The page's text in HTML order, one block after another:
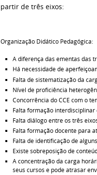
partir de três eixos:
Organização Didático Pedagógica:
A diferença das ementas das
Há necessidade de
Falta de sistematização da
Nível de proficiência
Concorrência do CCE com o
Falta formação
Falta diálogo entre os três
Falta formação docente para
Falta de identificação de
Existe sobreposição de
A concentração da carga
seus cursos e pode atrasar